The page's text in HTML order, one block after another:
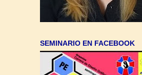
SEMINARIO EN FACEBOOK